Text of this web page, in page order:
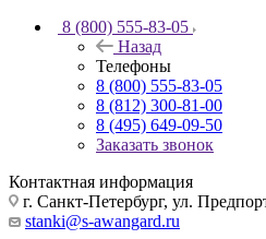
8 (800) 555-83-05
Назад
Телефоны
8 (800) 555-83-05
8 (812) 300-81-00
8 (495) 649-09-50
Заказать звонок
Контактная информация
г. Санкт-Петербург, ул.
stanki@s-awangard.ru